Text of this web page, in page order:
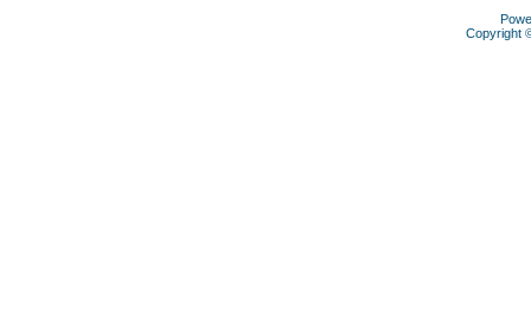
Copyright